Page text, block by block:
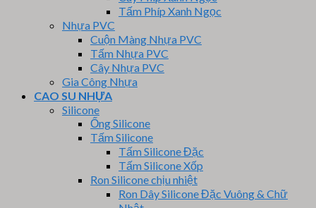
Tấm Phíp Xanh Ngọc
Nhựa PVC
Cuộn Màng Nhựa PVC
Tấm Nhựa PVC
Cây Nhựa PVC
Gia Công Nhựa
CAO SU NHỰA
Silicone
Ống Silicone
Tấm Silicone
Tấm Silicone Đặc
Tấm Silicone Xốp
Ron Silicone chịu nhiệt
Ron Dây Silicone Đặc Vuông & Chữ